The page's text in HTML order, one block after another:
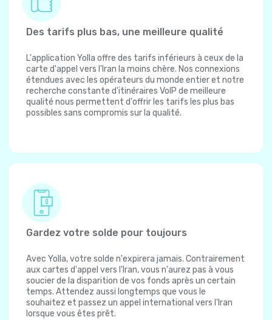
Des tarifs plus bas, une meilleure qualité
L'application Yolla offre des tarifs inférieurs à ceux de la
carte d'appel vers l'Iran la moins chère. Nos connexions
étendues avec les opérateurs du monde entier et notre
recherche constante d'itinéraires VoIP de meilleure
qualité nous permettent d'offrir les tarifs les plus bas
possibles sans compromis sur la qualité.
Gardez votre solde pour toujours
Avec Yolla, votre solde n'expirera jamais. Contrairement
aux cartes d'appel vers l'Iran, vous n'aurez pas à vous
soucier de la disparition de vos fonds après un certain
temps. Attendez aussi longtemps que vous le
souhaitez et passez un appel international vers l'Iran
lorsque vous êtes prêt.